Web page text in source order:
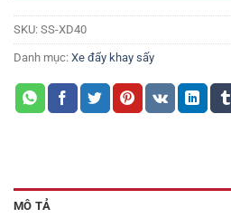
SKU: SS-XD40
Danh mục: Xe đẩy khay sấy
MÔ TẢ